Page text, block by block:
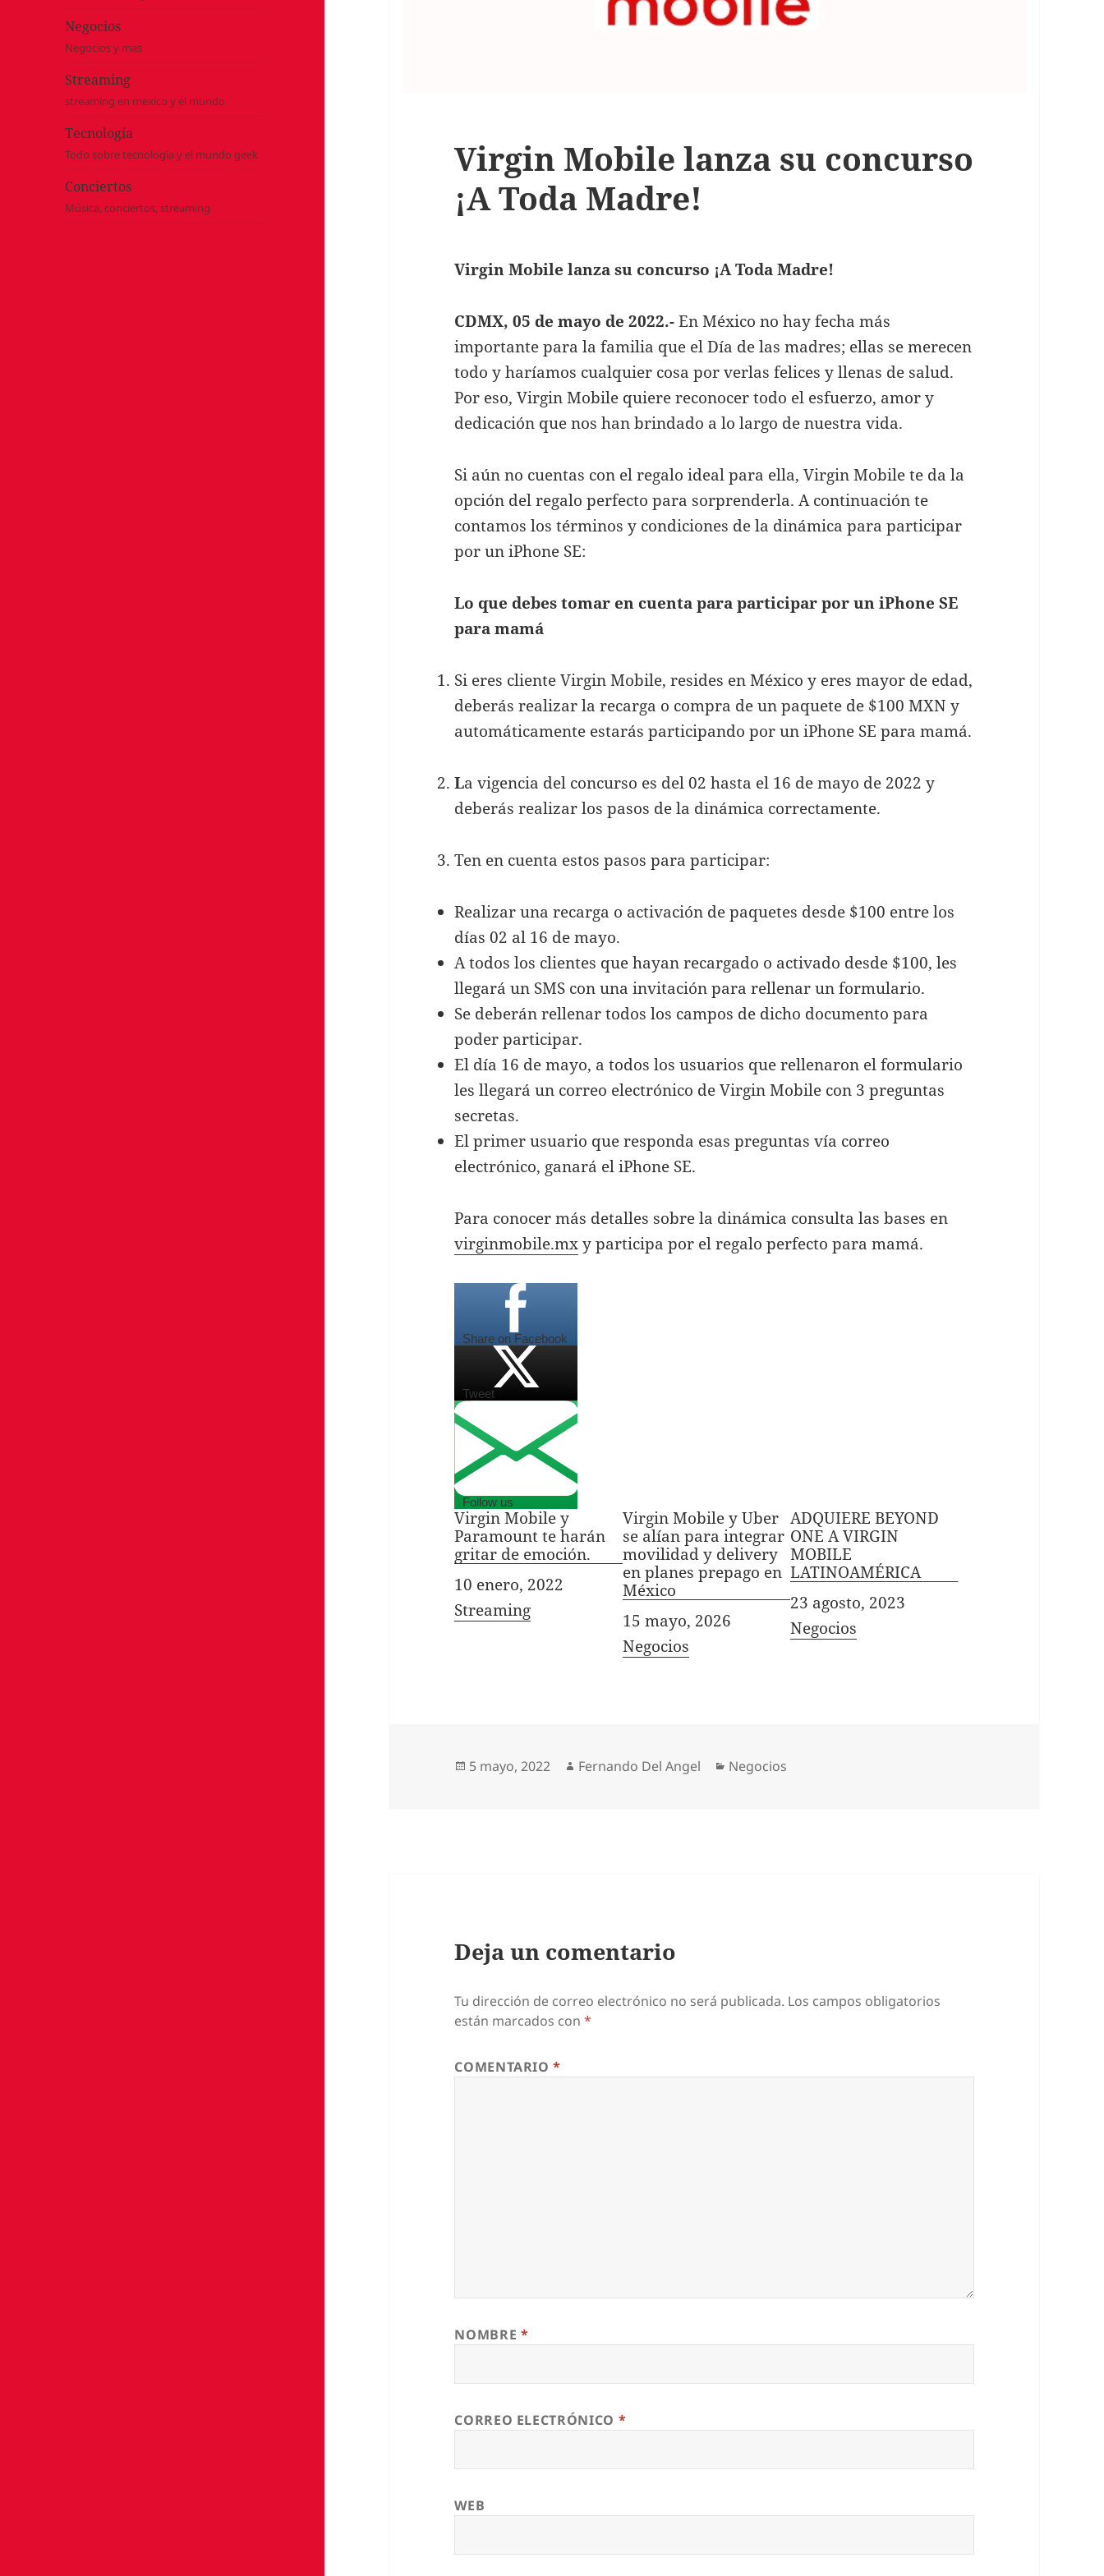
Negocios
Negocios y mas
Streaming
streaming en mexico y el mundo
Tecnología
Todo sobre tecnología y el mundo geek
Conciertos
Música, conciertos, streaming
Virgin Mobile lanza su concurso
¡A Toda Madre!
Virgin Mobile lanza su concurso ¡A Toda Madre!
CDMX, 05 de mayo de 2022.-En México no hay fecha más
importante para la familia que el Día de las madres; ellas se merecen
todo y haríamos cualquier cosa por verlas felices y llenas de salud.
Por eso, Virgin Mobile quiere reconocer todo el esfuerzo, amor y
dedicación que nos han brindado a lo largo de nuestra vida.
Si aún no cuentas con el regalo ideal para ella, Virgin Mobile te da la
opción del regalo perfecto para sorprenderla. A continuación te
contamos los términos y condiciones de la dinámica para participar
por un iPhone SE:
Lo que debes tomar en cuenta para participar por un iPhone SE
para mamá
Si eres cliente Virgin Mobile, resides en México y eres mayor de edad,
deberás realizar la recarga o compra de un paquete de $100 MXN y
automáticamente estarás participando por un iPhone SE para mamá.
La vigencia del concurso es del 02 hasta el 16 de mayo de 2022 y
deberás realizar los pasos de la dinámica correctamente.
Ten en cuenta estos pasos para participar:
Realizar una recarga o activación de paquetes desde $100 entre los
días 02 al 16 de mayo.
A todos los clientes que hayan recargado o activado desde $100, les
llegará un SMS con una invitación para rellenar un formulario.
Se deberán rellenar todos los campos de dicho documento para
poder participar.
El día 16 de mayo, a todos los usuarios que rellenaron el formulario
les llegará un correo electrónico de Virgin Mobile con 3 preguntas
secretas.
El primer usuario que responda esas preguntas vía correo
electrónico, ganará el iPhone SE.
Para conocer más detalles sobre la dinámica consulta las bases en
virginmobile.mxy participa por el regalo perfecto para mamá.
Share on Facebook
Tweet
Follow us
Virgin Mobile y
Paramount te harán
gritar de emoción.
Fecha
10 enero, 2022
In relation to
Streaming
Virgin Mobile y Uber
se alían para integrar
movilidad y delivery
en planes prepago en
México
Fecha
15 mayo, 2026
In relation to
Negocios
ADQUIERE BEYOND
ONE A VIRGIN
MOBILE
LATINOAMÉRICA
Fecha
23 agosto, 2023
In relation to
Negocios
Publicado
5 mayo, 2022 Autor
Fernando Del Angel Categorías
Negocios
Deja un comentario
Tu dirección de correo electrónico no será publicada. Los campos obligatorios
están marcados con*
COMENTARIO*
NOMBRE *
CORREO ELECTRÓNICO *
WEB